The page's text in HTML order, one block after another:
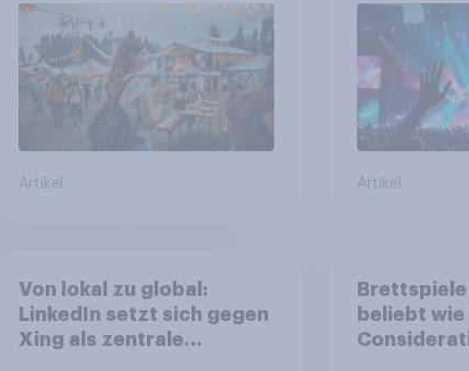
Artikel Artikel
Von lokal zu global:
LinkedIn setzt sich gegen
Xing als zentrale
beliebt wie